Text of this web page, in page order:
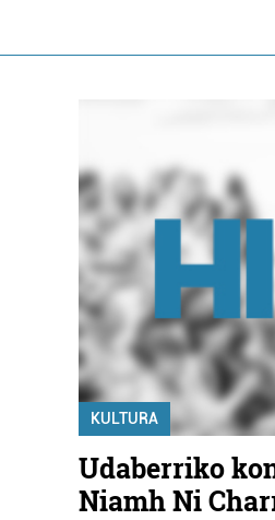
KULTURA
Udaberriko
Niamh Ni